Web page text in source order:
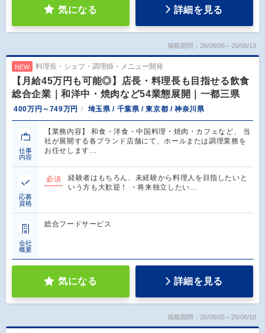
気になる 詳細を見る
掲載期間：26/08/06～26/08/19
NEW 料理長・シェフ・調理師・メニュー開発
【月給45万円も可能◎】店長・料理長も目指せる飲食
総合企業｜和洋中・焼肉など54業態展開｜一都三県
400万円～749万円 埼玉県 / 千葉県 / 東京都 / 神奈川県
仕事
内容
【業務内容】 和食・洋食・中国料理・焼肉・カフェなど、 当
社が展開する各ブランド店舗にて、ホールまたは調理業務を
お任せします…
応募
資格
必須
経験者はもちろん、未経験から料理人を目指したいと
いう方も大歓迎！ ・将来独立したい…
会社
概要
総合フードサービス
気になる 詳細を見る
掲載期間：26/08/05～26/08/18